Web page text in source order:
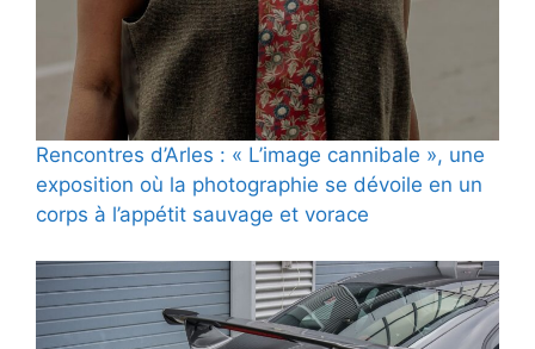
Rencontres d’Arles : « L’image cannibale », une
exposition où la photographie se dévoile en un
corps à l’appétit sauvage et vorace